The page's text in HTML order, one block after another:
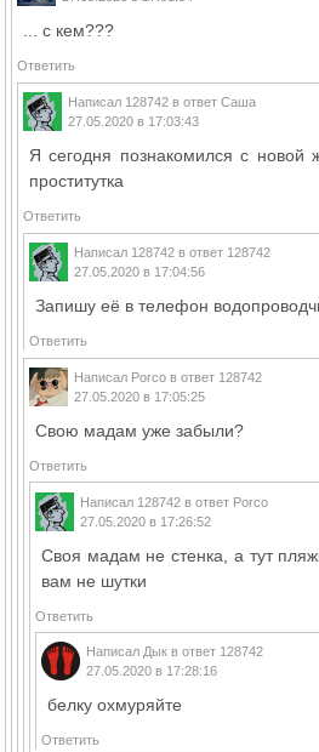
... с кем???
Ответить
Написал 128742 в ответ Саша
27.05.2020 в 17:03:43
Я сегодня познакомился с новой
проститутка
Ответить
Написал 128742 в ответ 128742
27.05.2020 в 17:04:56
Запишу её в телефон
Ответить
Написал Porco в ответ 128742
27.05.2020 в 17:05:25
Свою мадам уже забыли?
Ответить
Написал 128742 в ответ Porco
27.05.2020 в 17:26:52
Своя мадам не стенка, а тут
вам не шутки
Ответить
Написал Дык в ответ 128742
27.05.2020 в 17:28:16
белку охмуряйте
Ответить